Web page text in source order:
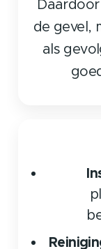
de gevel,
als